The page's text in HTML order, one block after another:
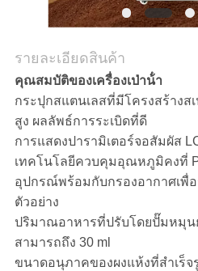
ความ
เป็น
ส่วน
ตัว
รายละเอียดสินค้า
คุณสมบัติของเครื่องเป่าน้ํา
กระปุกสแตนเลสที่มีโครงสร้างส
สูง ผลลัพธ์การระเบิดที่ดี
การแสดงปารามิเตอร์จอสัมผัส
เทคโนโลยีควบคุมอุณหภูมิคงที่
อุปกรณ์พร้อมกับกรองอากาศเพื่
ตัวอย่าง
ปริมาณอาหารที่ปรับโดยปั๊มหมุน
สามารถถึง 30 ml
ขนาดอนุภาคของผงแห้งที่สําเร็